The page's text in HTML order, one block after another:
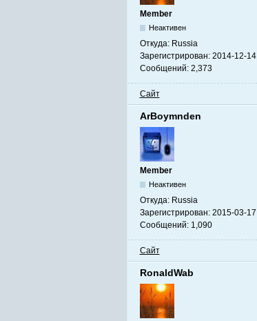
Member
Неактивен
Откуда: Russia
Зарегистрирован: 2014-12-14
Сообщений: 2,373
Сайт
ArBoymnden
Member
Неактивен
Откуда: Russia
Зарегистрирован: 2015-03-17
Сообщений: 1,090
Сайт
RonaldWab